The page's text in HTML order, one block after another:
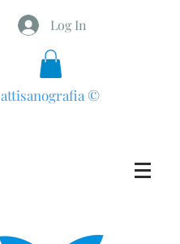
Log In
attisanografia ©